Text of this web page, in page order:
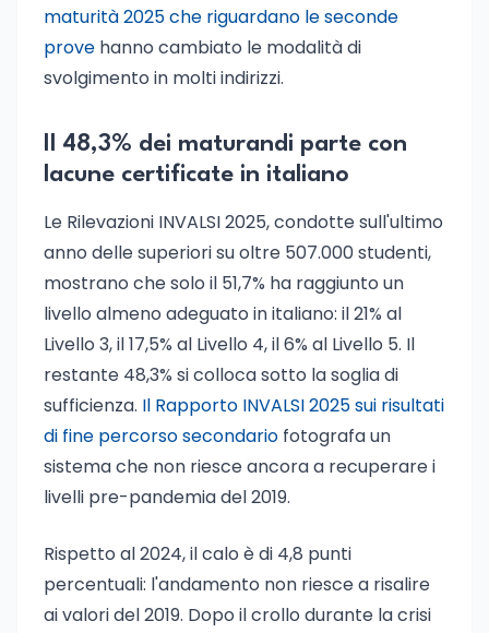
maturità 2025 che riguardano le seconde
prove hanno cambiato le modalità di
svolgimento in molti indirizzi.
Il 48,3% dei maturandi parte con
lacune certificate in italiano
Le Rilevazioni INVALSI 2025, condotte sull'ultimo
anno delle superiori su oltre 507.000 studenti,
mostrano che solo il 51,7% ha raggiunto un
livello almeno adeguato in italiano: il 21% al
Livello 3, il 17,5% al Livello 4, il 6% al Livello 5. Il
restante 48,3% si colloca sotto la soglia di
sufficienza. Il Rapporto INVALSI 2025 sui risultati
di fine percorso secondario fotografa un
sistema che non riesce ancora a recuperare i
livelli pre-pandemia del 2019.
Rispetto al 2024, il calo è di 4,8 punti
percentuali: l'andamento non riesce a risalire
ai valori del 2019. Dopo il crollo durante la crisi